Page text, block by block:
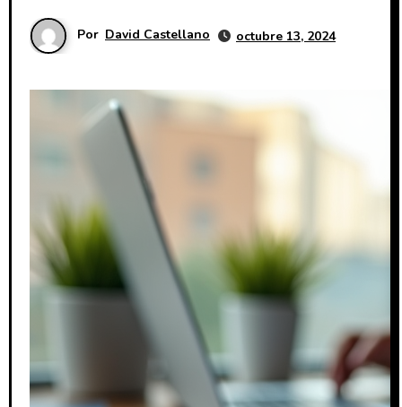
Por David Castellano octubre 13, 2024